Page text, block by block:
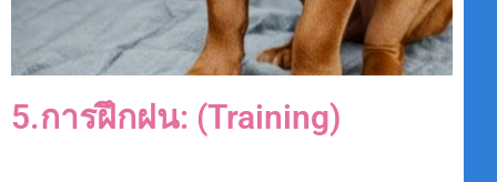
5.การฝึกฝน: (Training)